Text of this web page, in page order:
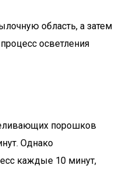
область, а затем
осветления
порошков
Однако
каждые 10 минут,